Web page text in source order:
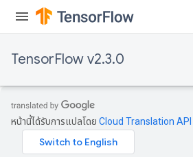
TensorFlow v2.3.0
หน้านี้ได้รับการแปลโดย Cloud Translation API